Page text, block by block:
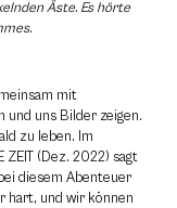
Äste. Es hörte
mit
und uns Bilder zeigen.
zu leben. Im
ZEIT (Dez. 2022) sagt
diesem Abenteuer
hart, und wir können